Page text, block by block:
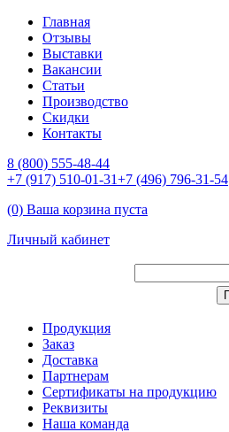
Главная
Отзывы
Выставки
Вакансии
Статьи
Производство
Скидки
Контакты
8 (800) 555-48-44
+7 (917) 510-01-31+7 (496) 796-31-54
(0) Ваша корзина пуста
Личный кабинет
Продукция
Заказ
Доставка
Партнерам
Сертификаты на продукцию
Реквизиты
Наша команда